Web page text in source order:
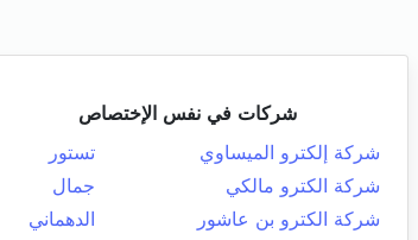
شركات في نفس الإختصاص
شركة إلكترو الميساوي
تستور
شركة الكترو مالكي
جمال
شركة الكترو بن عاشور
الدهماني